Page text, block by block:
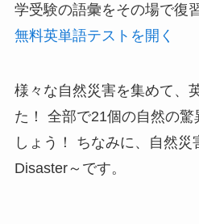
学受験の語彙をその場で復
無料英単語テストを開く
様々な自然災害を集めて、
た！ 全部で21個の自然の驚
しょう！ ちなみに、自然
Disaster～です。